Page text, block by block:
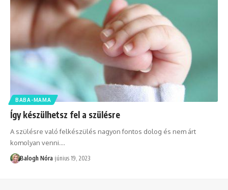
BABA-MAMA
Így készülhetsz fel a szülésre
A szülésre való felkészülés nagyon fontos dolog és nem árt
komolyan venni.…
Balogh Nóra június 19, 2023